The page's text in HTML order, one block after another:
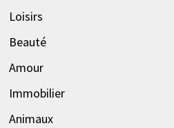
Loisirs
Beauté
Amour
Immobilier
Animaux